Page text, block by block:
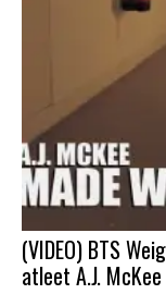
(VIDEO) BTS
atleet A.J. McKee